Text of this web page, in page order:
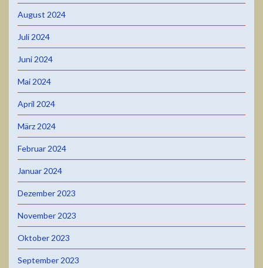
August 2024
Juli 2024
Juni 2024
Mai 2024
April 2024
März 2024
Februar 2024
Januar 2024
Dezember 2023
November 2023
Oktober 2023
September 2023